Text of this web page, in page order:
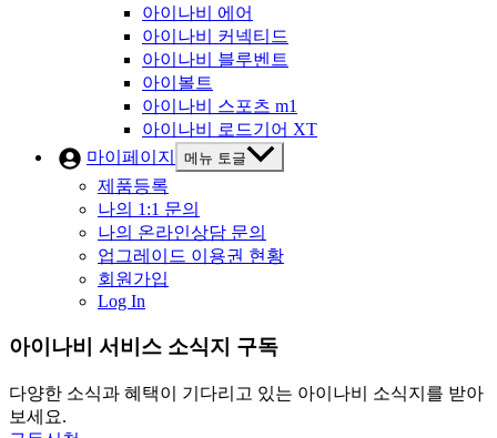
아이나비 에어
아이나비 커넥티드
아이나비 블루벤트
아이볼트
아이나비 스포츠 m1
아이나비 로드기어 XT
마이페이지
메뉴 토글
제품등록
나의 1:1 문의
나의 온라인상담 문의
업그레이드 이용권 현황
회원가입
Log In
아이나비 서비스 소식지 구독
다양한 소식과 혜택이 기다리고 있는 아이나비 소식지를 받아
보세요.